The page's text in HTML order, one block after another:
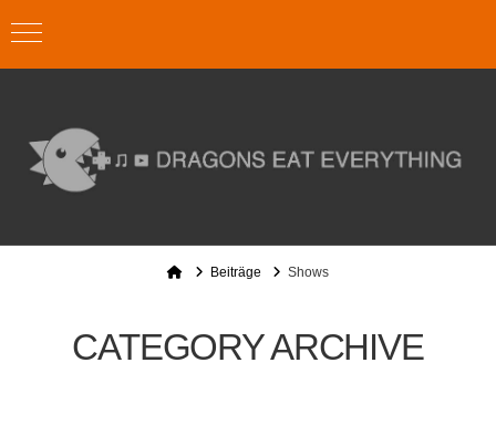
HomeBeiträge Shows
CATEGORY ARCHIVE